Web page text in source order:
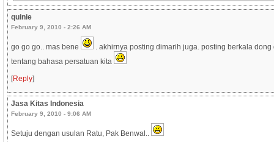
quinie
February 9, 2010 - 2:26 AM
go go go.. mas bene
. akhirnya posting dimarih juga. posting berkala dong
tentang bahasa persatuan kita
[Reply]
Jasa Kitas Indonesia
February 9, 2010 - 9:06 AM
Setuju dengan usulan Ratu, Pak Benwal..